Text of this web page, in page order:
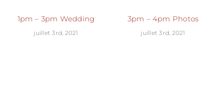
1pm – 3pm Wedding
juillet 3rd, 2021
3pm – 4pm Photos
juillet 3rd, 2021